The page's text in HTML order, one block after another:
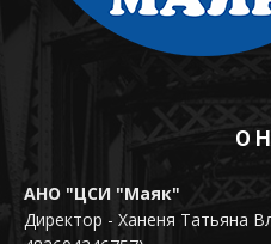
О
АНО "ЦСИ "Маяк"
Директор - Ханеня Татьяна